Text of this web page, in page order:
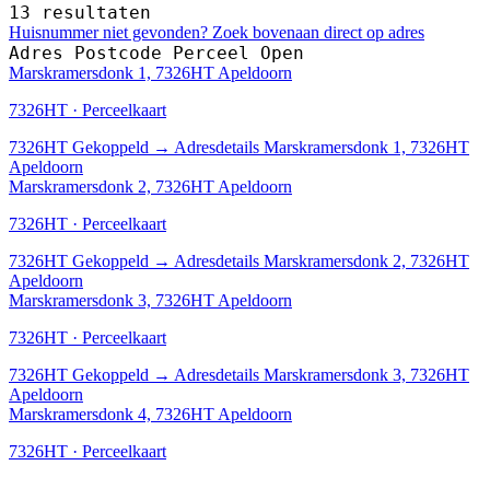
13 resultaten
Huisnummer niet gevonden? Zoek bovenaan direct op adres
Adres Postcode Perceel Open
Marskramersdonk 1, 7326HT Apeldoorn
7326HT · Perceelkaart
7326HT Gekoppeld → Adresdetails Marskramersdonk 1, 7326HT
Apeldoorn
Marskramersdonk 2, 7326HT Apeldoorn
7326HT · Perceelkaart
7326HT Gekoppeld → Adresdetails Marskramersdonk 2, 7326HT
Apeldoorn
Marskramersdonk 3, 7326HT Apeldoorn
7326HT · Perceelkaart
7326HT Gekoppeld → Adresdetails Marskramersdonk 3, 7326HT
Apeldoorn
Marskramersdonk 4, 7326HT Apeldoorn
7326HT · Perceelkaart